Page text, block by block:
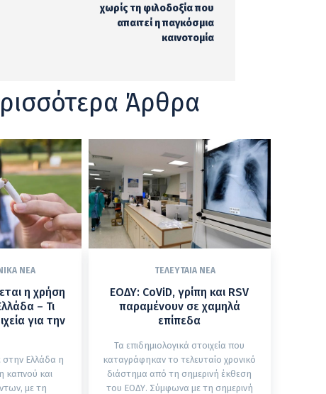
χωρίς τη φιλοδοξία που
απαιτεί η παγκόσμια
καινοτομία
Άρθρα
ΝΈΑ
η χρήση
– Τι
για την
στην Ελλάδα η
καπνού και
με τη
ΤΕΛΕΥΤΑΊΑ ΝΈΑ
ΕΟΔΥ: CoViD, γρίπη και RSV
παραμένουν σε χαμηλά
επίπεδα
Τα επιδημιολογικά στοιχεία που
καταγράφηκαν το τελευταίο χρονικό
διάστημα από τη σημερινή έκθεση
του ΕΟΔΥ. Σύμφωνα με τη σημερινή